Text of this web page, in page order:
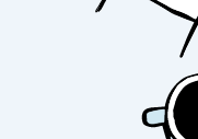
Alla base